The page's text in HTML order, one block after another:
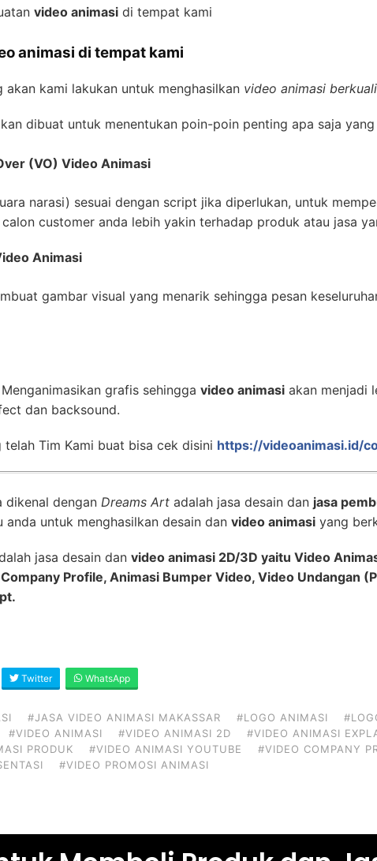
video animasi di tempat kami
animasi di tempat kami
kami lakukan untuk menghasilkan video animasi
dibuat untuk menentukan poin-poin penting apa saja
(VO) Video Animasi
narasi) sesuai dengan script jika diperlukan, untuk
customer anda lebih yakin terhadap produk atau jasa
Animasi
gambar visual yang menarik sehingga pesan
grafis sehingga video animasi akan menjadi
dan backsound.
Tim Kami buat bisa cek disini https://videoanimasi.id/
dikenal dengan Dreams Art adalah jasa desain dan jasa
anda untuk menghasilkan desain dan video animasi yang
jasa desain dan video animasi 2D/3D yaitu Video
Profile, Animasi Bumper Video, Video Undangan
Twitter WhatsApp
#JASA VIDEO ANIMASI MAKASSAR #LOGO ANIMASI
#VIDEO ANIMASI #VIDEO ANIMASI 2D #VIDEO ANIMASI
PRODUK #VIDEO ANIMASI YOUTUBE #VIDEO COMPANY
#VIDEO PROMOSI ANIMASI